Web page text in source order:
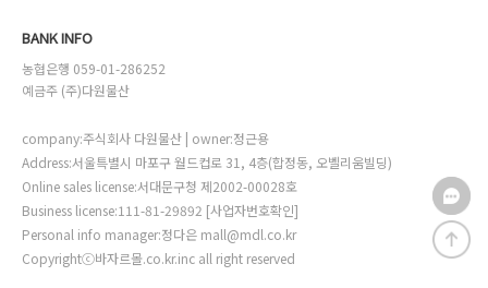
BANK INFO
농협은행 059-01-286252
예금주 (주)다원물산
company:주식회사 다원물산 | owner:정근용
Address:서울특별시 마포구 월드컵로 31, 4층(합정동, 오벨리움빌딩)
Online sales license:서대문구청 제2002-00028호
Business license:111-81-29892 [사업자번호확인]
Personal info manager:정다은 mall@mdl.co.kr
Copyrightⓒ바자르몰.co.kr.inc all right reserved